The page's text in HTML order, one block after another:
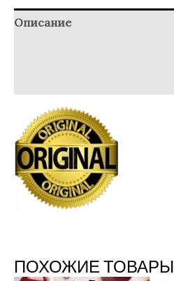
Описание
ПОХОЖИЕ ТОВАРЫ